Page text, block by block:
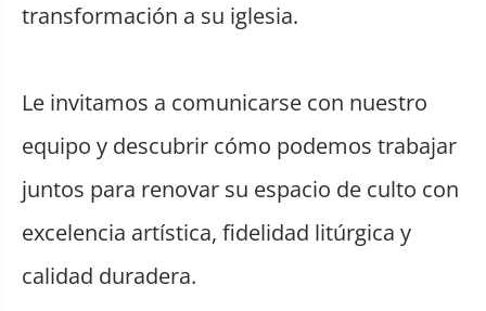
transformación a su iglesia.
Le invitamos a comunicarse con nuestro
equipo y descubrir cómo podemos trabajar
juntos para renovar su espacio de culto con
excelencia artística, fidelidad litúrgica y
calidad duradera.